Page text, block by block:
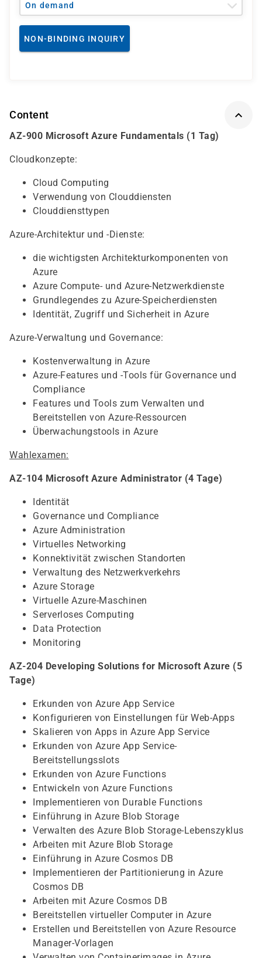
On demand
NON-BINDING INQUIRY
Content
AZ-900 Microsoft Azure Fundamentals (1 Tag)
Cloudkonzepte:
Cloud Computing
Verwendung von Clouddiensten
Clouddiensttypen
Azure-Architektur und -Dienste:
die wichtigsten Architekturkomponenten von
Azure
Azure Compute- und Azure-Netzwerkdienste
Grundlegendes zu Azure-Speicherdiensten
Identität, Zugriff und Sicherheit in Azure
Azure-Verwaltung und Governance:
Kostenverwaltung in Azure
Azure-Features und -Tools für Governance und
Compliance
Features und Tools zum Verwalten und
Bereitstellen von Azure-Ressourcen
Überwachungstools in Azure
Wahlexamen:
AZ-104 Microsoft Azure Administrator (4 Tage)
Identität
Governance und Compliance
Azure Administration
Virtuelles Networking
Konnektivität zwischen Standorten
Verwaltung des Netzwerkverkehrs
Azure Storage
Virtuelle Azure-Maschinen
Serverloses Computing
Data Protection
Monitoring
AZ-204 Developing Solutions for Microsoft Azure (5
Tage)
Erkunden von Azure App Service
Konfigurieren von Einstellungen für Web-Apps
Skalieren von Apps in Azure App Service
Erkunden von Azure App Service-
Bereitstellungsslots
Erkunden von Azure Functions
Entwickeln von Azure Functions
Implementieren von Durable Functions
Einführung in Azure Blob Storage
Verwalten des Azure Blob Storage-Lebenszyklus
Arbeiten mit Azure Blob Storage
Einführung in Azure Cosmos DB
Implementieren der Partitionierung in Azure
Cosmos DB
Arbeiten mit Azure Cosmos DB
Bereitstellen virtueller Computer in Azure
Erstellen und Bereitstellen von Azure Resource
Manager-Vorlagen